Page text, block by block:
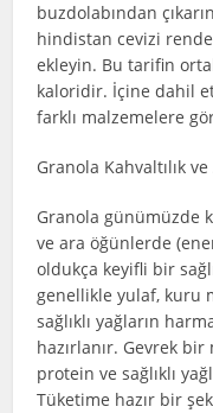
buzdolabından
hindistan cevizi
ekleyin. Bu tarifin
kaloridir. İçine dahil
farklı malzemelere
Granola Kahvaltılık ve
Granola günümüzde
ve ara öğünlerde
oldukça keyifli bir
genellikle yulaf, kuru
sağlıklı yağların
hazırlanır. Gevrek
protein ve sağlıklı
Tüketime hazır bir